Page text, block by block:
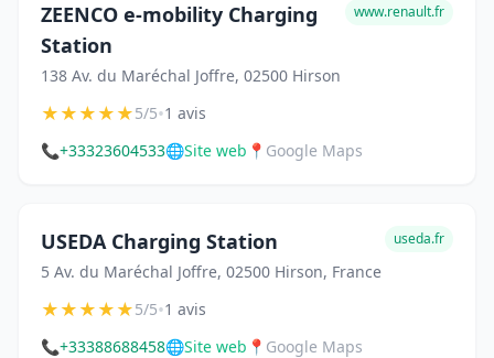
ZEENCO e-mobility Charging
Station
138 Av. du Maréchal Joffre, 02500 Hirson
www.renault.fr
★★★★★5/5•1 avis
📞+33323604533🌐Site web 📍 Google Maps
USEDA Charging Station
5 Av. du Maréchal Joffre, 02500 Hirson, France
useda.fr
★★★★★5/5•1 avis
📞+33388688458🌐Site web 📍 Google Maps